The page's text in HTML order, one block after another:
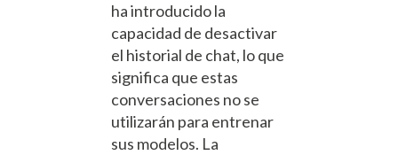
ha introducido la
capacidad de desactivar
el historial de chat, lo que
significa que estas
conversaciones no se
utilizarán para entrenar
sus modelos. La